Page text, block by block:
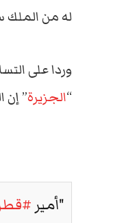
له من الملك
وردا على
“الجزيرة” إن
"أمير